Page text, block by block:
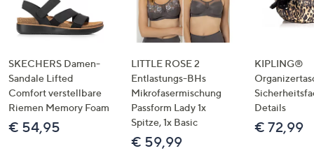
SKECHERS Damen-
Sandale Lifted
Comfort verstellbare
Riemen Memory Foam
€ 54,95
LITTLE ROSE 2
Entlastungs-BHs
Mikrofasermischung
Passform Lady 1x
Spitze, 1x Basic
€ 59,99
KIPLING®
Details
€ 72,99